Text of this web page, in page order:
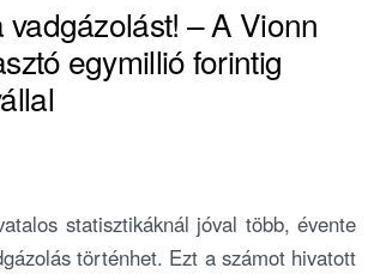
vadgázolást! – A Vionn
egymillió forintig
statisztikáknál jóval több, évente
történhet. Ezt a számot hivatott